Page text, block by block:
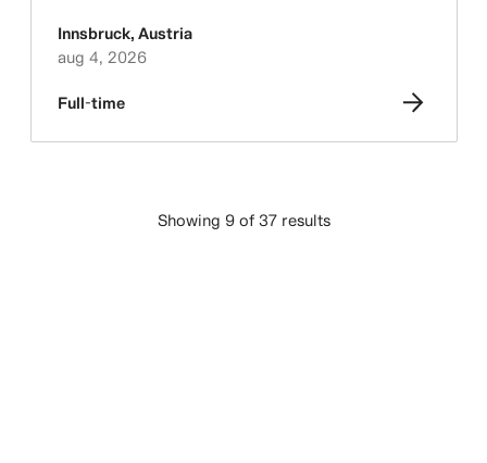
Innsbruck, Austria
aug 4, 2026
Full-time
Showing 9 of 37 results